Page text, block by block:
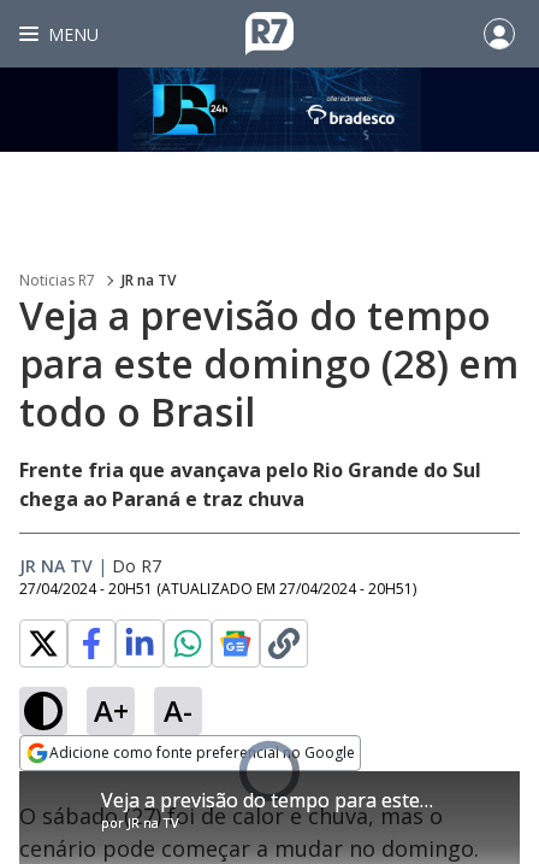
MENU
Noticias R7 JR na TV
Veja a previsão do tempo
para este domingo (28) em
todo o Brasil
Frente fria que avançava pelo Rio Grande do Sul
chega ao Paraná e traz chuva
JR NA TV | Do R7
27/04/2024 - 20H51 (ATUALIZADO EM 27/04/2024 - 20H51)
A+ A-
Adicione como fonte preferencial no Google
Video
Player
is
loading. Veja a previsão do tempo para este domingo (28) em todo o Brasil
porJR na TV
Veja a previsão do tempo para este domingo (28) em todo o Brasil
porJR na TV
Ativar
Loaded
0%
O sábado (27) foi de calor e chuva, mas o
cenário pode começar a mudar no domingo.